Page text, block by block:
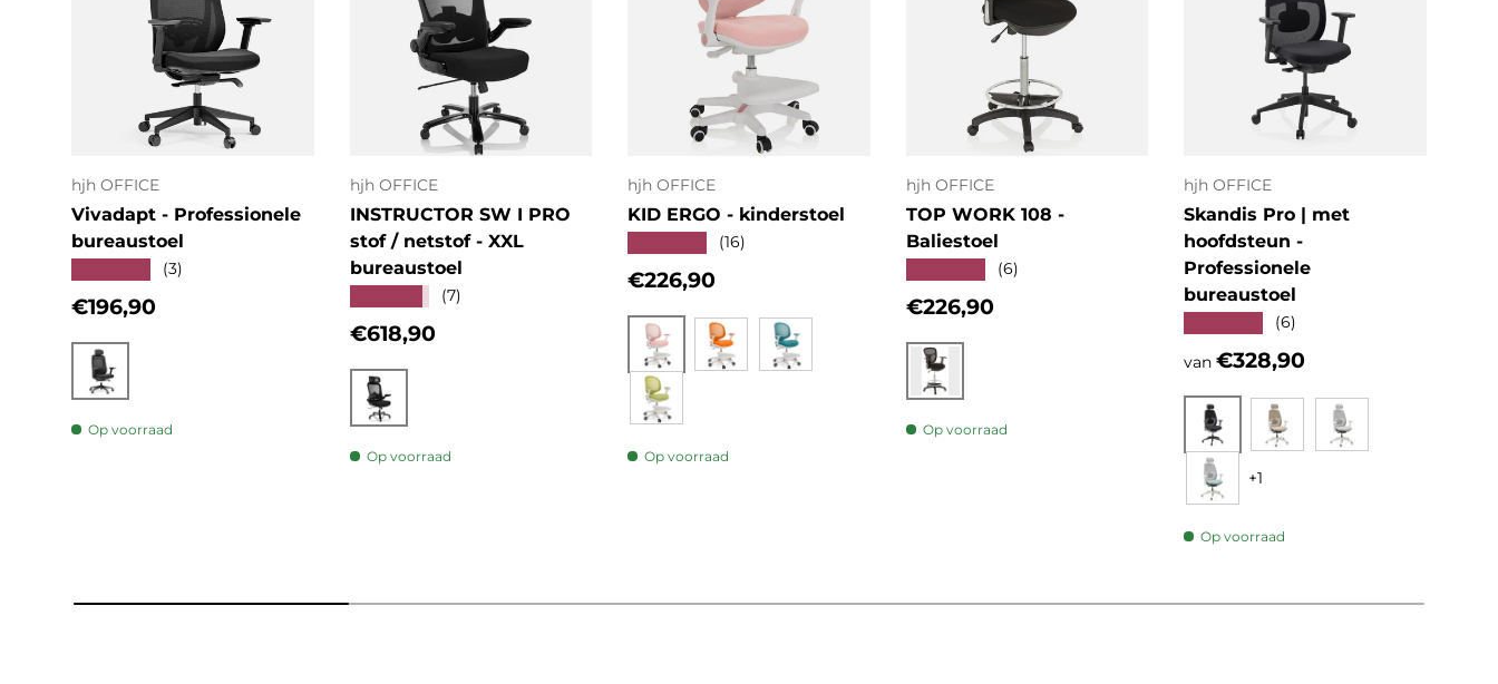
hjh OFFICE
Vivadapt - Professionele
bureaustoel
(3)
Reguliere prijs
€196,90
Zwart
Op voorraad
Toevoegen aan
winkelwagen
hjh OFFICE
INSTRUCTOR SW I PRO
stof / netstof - XXL
bureaustoel
(7)
Reguliere prijs
€618,90
Zwart
Op voorraad
Toevoegen aan
winkelwagen
hjh OFFICE
KID ERGO - kinderstoel
(16)
Reguliere prijs
€226,90
Roze Oranje Blauw
Groen
Op voorraad
Kies mogelijkheden
hjh OFFICE
TOP WORK 108 -
Baliestoel
(6)
Reguliere prijs
€226,90
Zwart
Op voorraad
Toevoegen aan
winkelwagen
hjh OFFICE
Skandis Pro | met
hoofdsteun -
Professionele
bureaustoel
(6)
van Reguliere prijs
€328,90
Zwart Beige Grijs
Mint
+1
Op voorraad
Kies mogelijkheden